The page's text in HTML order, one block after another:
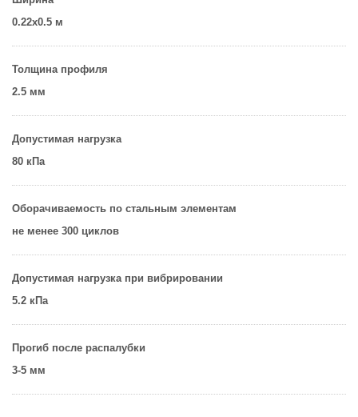
0.22х0.5 м
Толщина профиля
2.5 мм
Допустимая нагрузка
80 кПа
Оборачиваемость по стальным элементам
не менее 300 циклов
Допустимая нагрузка при вибрировании
5.2 кПа
Прогиб после распалубки
3-5 мм